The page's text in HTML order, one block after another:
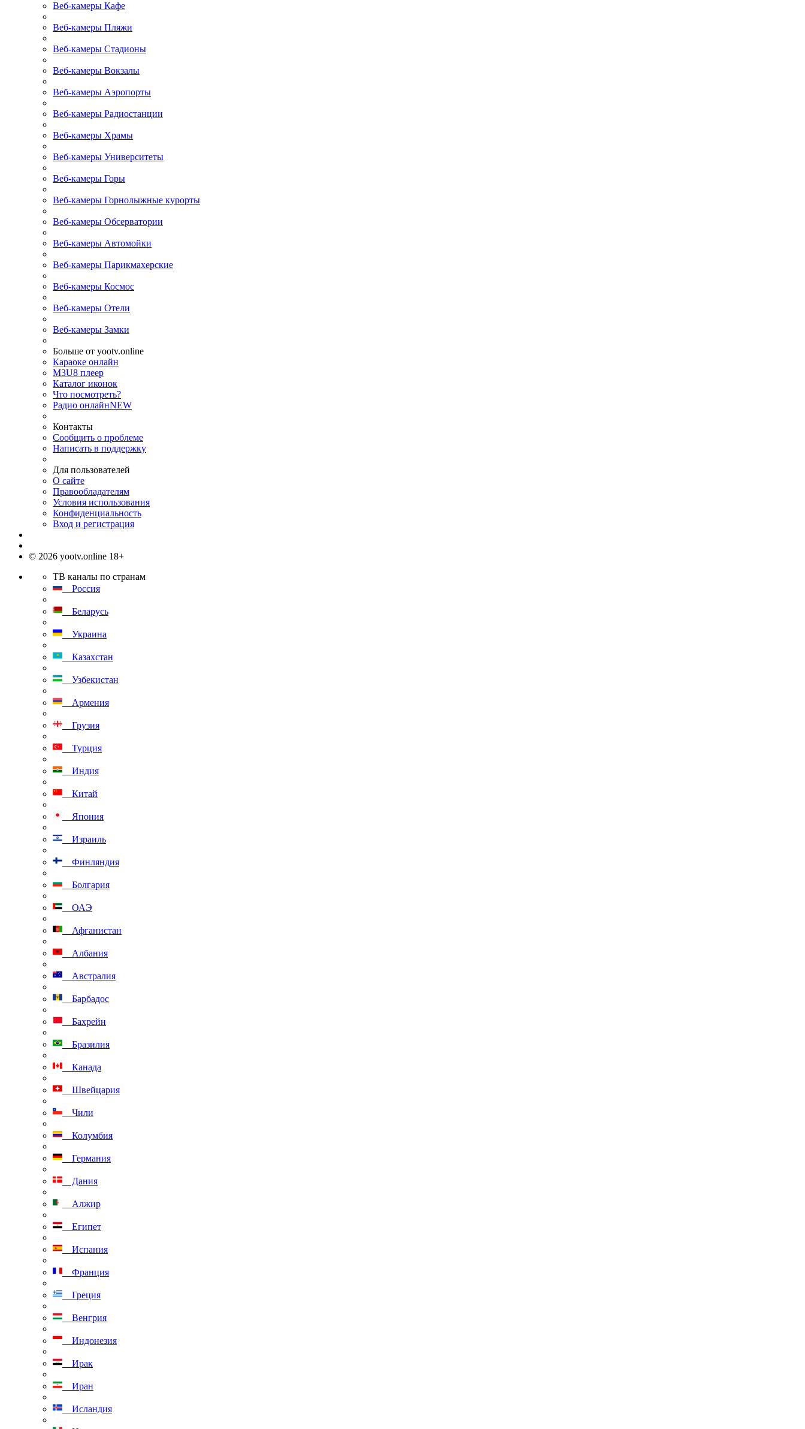
Веб-камеры Кафе
Веб-камеры Пляжи
Веб-камеры Стадионы
Веб-камеры Вокзалы
Веб-камеры Аэропорты
Веб-камеры Радиостанции
Веб-камеры Храмы
Веб-камеры Университеты
Веб-камеры Горы
Веб-камеры Горнолыжные курорты
Веб-камеры Обсерватории
Веб-камеры Автомойки
Веб-камеры Парикмахерские
Веб-камеры Космос
Веб-камеры Отели
Веб-камеры Замки
Больше от yootv.online
Караоке онлайн
M3U8 плеер
Каталог иконок
Что посмотреть?
Радио онлайнNEW
Контакты
Сообщить о проблеме
Написать в поддержку
Для пользователей
О сайте
Правообладателям
Условия использования
Конфиденциальность
Вход и регистрация
© 2026 yootv.online 18+
ТВ каналы по странам
Россия
Беларусь
Украина
Казахстан
Узбекистан
Армения
Грузия
Турция
Индия
Китай
Япония
Израиль
Финляндия
Болгария
ОАЭ
Афганистан
Албания
Австралия
Барбадос
Бахрейн
Бразилия
Канада
Швейцария
Чили
Колумбия
Германия
Дания
Алжир
Египет
Испания
Франция
Греция
Венгрия
Индонезия
Ирак
Иран
Исландия